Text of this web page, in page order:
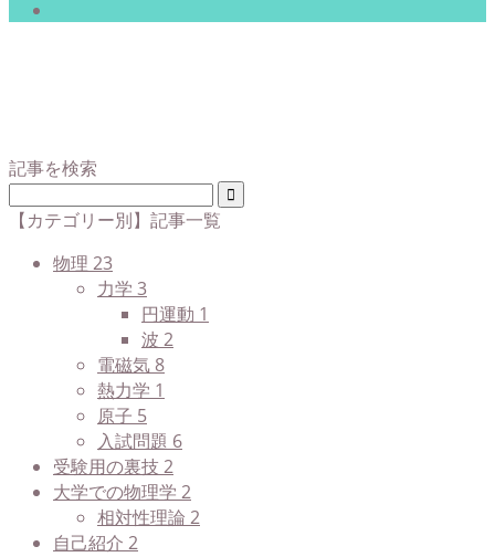
記事を検索
【カテゴリー別】記事一覧
物理 23
力学 3
円運動 1
波 2
電磁気 8
熱力学 1
原子 5
入試問題 6
受験用の裏技 2
大学での物理学 2
相対性理論 2
自己紹介 2